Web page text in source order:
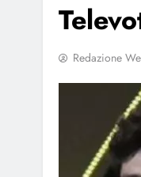
Redazione